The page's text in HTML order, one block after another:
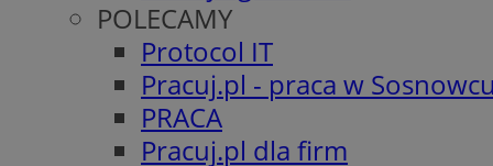
POLECAMY
Protocol IT
Pracuj.pl - praca w
PRACA
Pracuj.pl dla firm